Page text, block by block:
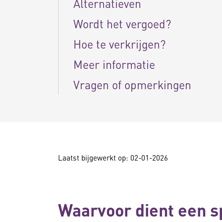
Alternatieven
Wordt het vergoed?
Hoe te verkrijgen?
Meer informatie
Vragen of opmerkingen
Laatst bijgewerkt op: 02-01-2026
Waarvoor dient een